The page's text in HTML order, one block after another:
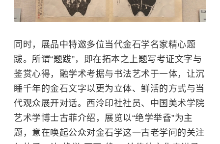
同时，展品中特邀多位当代金石学名家精心题
跋。所谓“题跋”，即在拓本之上题写考证文字与
鉴赏心得，融学术考据与书法艺术于一体，让沉
睡千年的金石文字以更为立体、鲜活的方式与当
代观众展开对话。 西泠印社社员、 中国美术学院
艺术学博士古菲介绍，展览以“绝学举孴”为主
题，意在唤起公众对金石学这一古老学问的关注